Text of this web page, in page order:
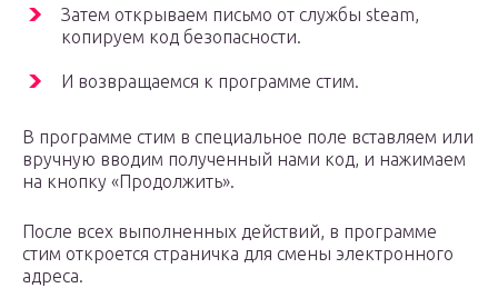
Затем открываем письмо от службы steam,
копируем код безопасности.
И возвращаемся к программе стим.
В программе стим в специальное поле вставляем или
вручную вводим полученный нами код, и нажимаем
на кнопку «Продолжить».
После всех выполненных действий, в программе
стим откроется страничка для смены электронного
адреса.